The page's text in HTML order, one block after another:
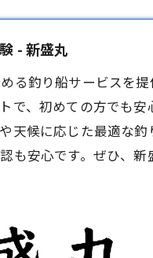
- 新盛丸
る釣り船サービスを
で、初めての方でも
天候に応じた最適な
も安心です。ぜひ、